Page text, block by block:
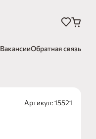
ВакансииОбратная связь
Артикул: 15521